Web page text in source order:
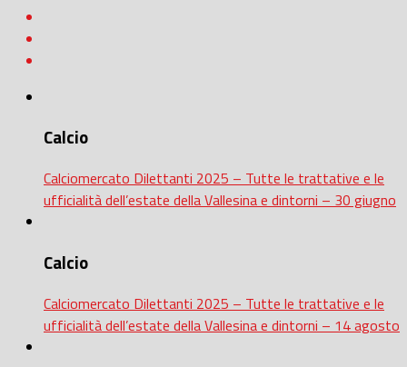
Calcio
Calciomercato Dilettanti 2025 – Tutte le trattative e le
ufficialità dell’estate della Vallesina e dintorni – 30 giugno
Calcio
Calciomercato Dilettanti 2025 – Tutte le trattative e le
ufficialità dell’estate della Vallesina e dintorni – 14 agosto